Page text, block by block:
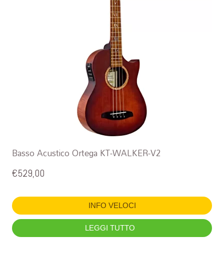
Basso Acustico Ortega KT-WALKER-V2
€529,00
INFO VELOCI
LEGGI TUTTO